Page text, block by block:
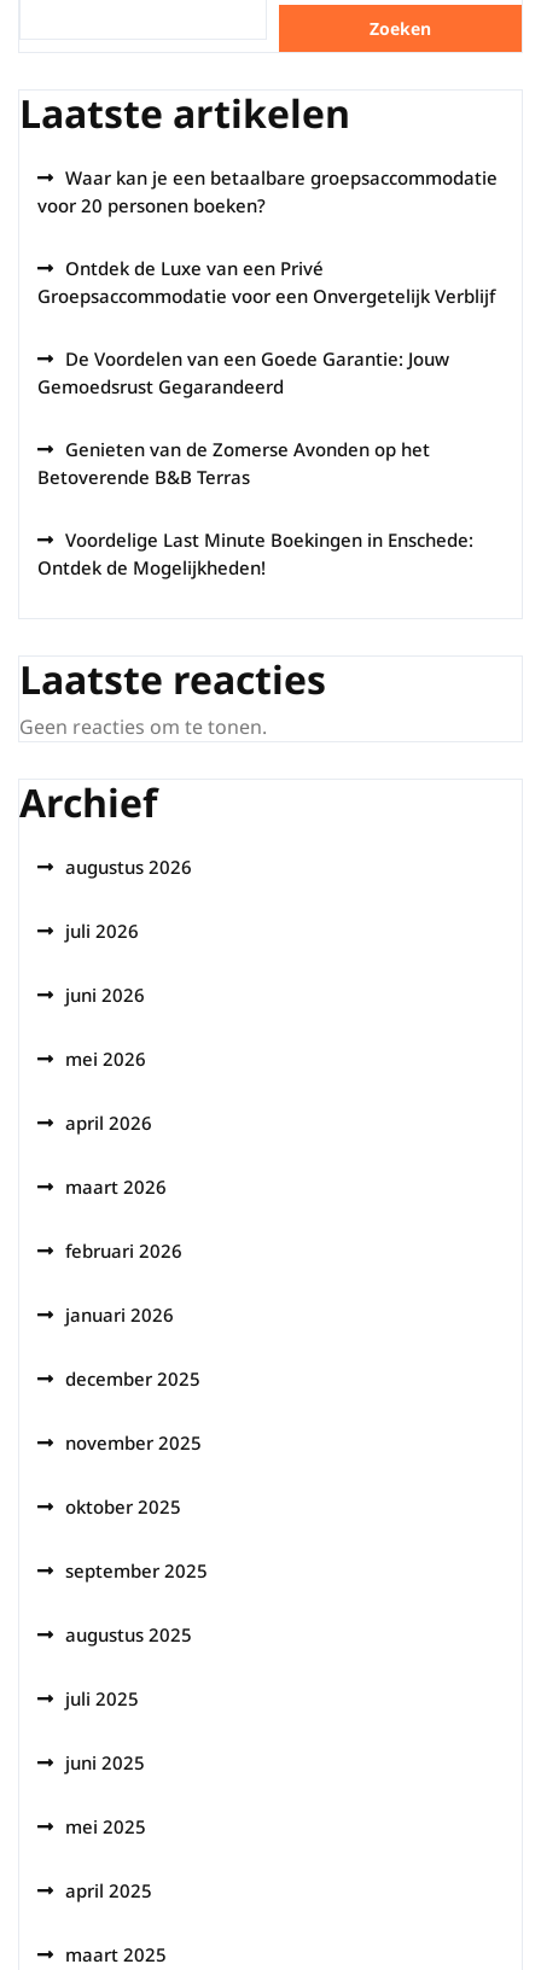
Zoeken
Laatste artikelen
Waar kan je een betaalbare groepsaccommodatie
voor 20 personen boeken?
Ontdek de Luxe van een Privé
Groepsaccommodatie voor een Onvergetelijk Verblijf
De Voordelen van een Goede Garantie: Jouw
Gemoedsrust Gegarandeerd
Genieten van de Zomerse Avonden op het
Betoverende B&B Terras
Voordelige Last Minute Boekingen in Enschede:
Ontdek de Mogelijkheden!
Laatste reacties
Geen reacties om te tonen.
Archief
augustus 2026
juli 2026
juni 2026
mei 2026
april 2026
maart 2026
februari 2026
januari 2026
december 2025
november 2025
oktober 2025
september 2025
augustus 2025
juli 2025
juni 2025
mei 2025
april 2025
maart 2025